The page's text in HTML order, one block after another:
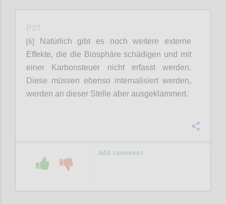
P37
[6]
Natürlich gibt es noch weitere externe
Effekte, die die Biosphäre schädigen und mit
einer Karbonsteuer nicht erfasst werden.
Diese müssen ebenso internalisiert werden,
werden an dieser Stelle aber ausgeklammert.
Add comment